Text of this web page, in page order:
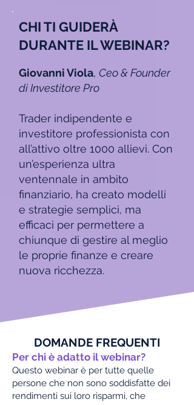
CHI TI GUIDERÀ
DURANTE IL WEBINAR?
Giovanni Viola, Ceo & Founder
di Investitore Pro
Trader indipendente e
investitore professionista con
all’attivo oltre 1000 allievi. Con
un’esperienza ultra
ventennale in ambito
finanziario, ​ha creato modelli
e strategie semplici, ma
efficaci per permettere a
chiunque di gestire al meglio
le proprie finanze e creare
nuova ricchezza.
DOMANDE FREQUENTI
Per chi è adatto il webinar?
Questo webinar è per tutte quelle
persone che non sono soddisfatte dei
rendimenti sui loro risparmi, che